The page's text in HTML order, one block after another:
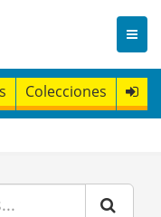
Colecciones